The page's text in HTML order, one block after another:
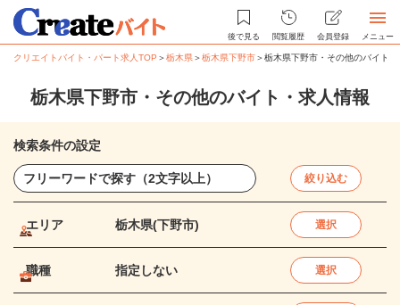
後で見る 閲覧履歴 会員登録 メニュー
クリエイトバイト・パート求人TOP ＞栃木県＞栃木県下野市＞栃木県下野市・その他のバイト
栃木県下野市・その他のバイト・求人情報
検索条件の設定
絞り込む
エリア 栃木県(下野市) 選択
職種 指定しない 選択